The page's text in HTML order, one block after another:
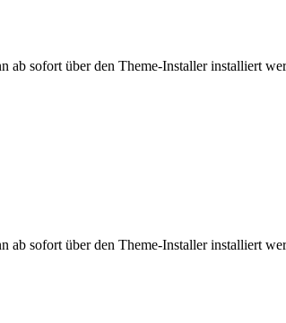
sofort über den Theme-Installer installiert
sofort über den Theme-Installer installiert